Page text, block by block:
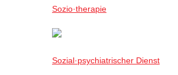
Sozio·therapie
Sozial·psychiatrischer Dienst